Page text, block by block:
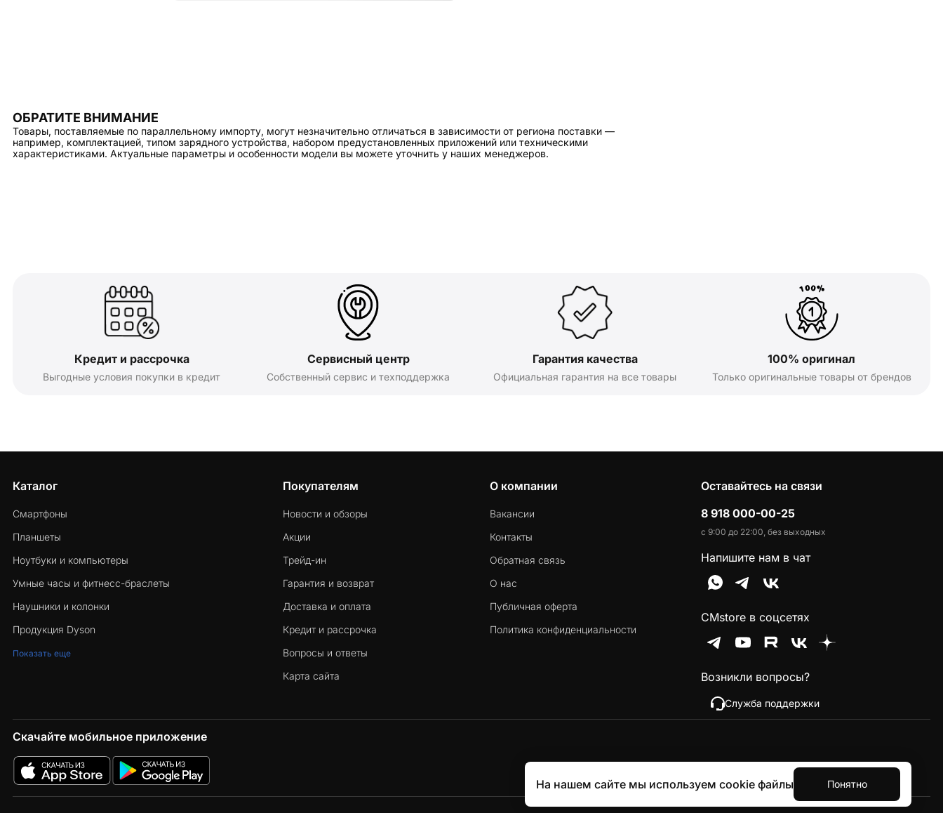
ОБРАТИТЕ ВНИМАНИЕ
Товары, поставляемые по параллельному импорту, могут незначительно отличаться в зависимости от региона поставки —
например, комплектацией, типом зарядного устройства, набором предустановленных приложений или техническими
характеристиками. Актуальные параметры и особенности модели вы можете уточнить у наших менеджеров.
Кредит и рассрочка
Выгодные условия покупки в кредит
Сервисный центр
Собственный сервис и техподдержка
Гарантия качества
Официальная гарантия на все товары
100% оригинал
Только оригинальные товары от брендов
Каталог
Смартфоны
Планшеты
Ноутбуки и компьютеры
Умные часы и фитнесс-браслеты
Наушники и колонки
Продукция Dyson
Показать еще
Покупателям
Новости и обзоры
Акции
Трейд-ин
Гарантия и возврат
Доставка и оплата
Кредит и рассрочка
Вопросы и ответы
Карта сайта
О компании
Вакансии
Контакты
Обратная связь
О нас
Публичная оферта
Политика конфиденциальности
Оставайтесь на связи
8 918 000-00-25
с 9:00 до 22:00, без выходных
Напишите нам в чат
CMstore в соцсетях
Возникли вопросы?
Служба поддержки
Скачайте мобильное приложение
На нашем сайте мы используем cookie файлы Понятно